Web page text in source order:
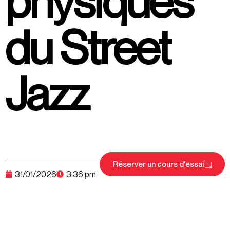
du Street
Jazz
31/01/2026 3:36 pm
Réserver un cours d'essai